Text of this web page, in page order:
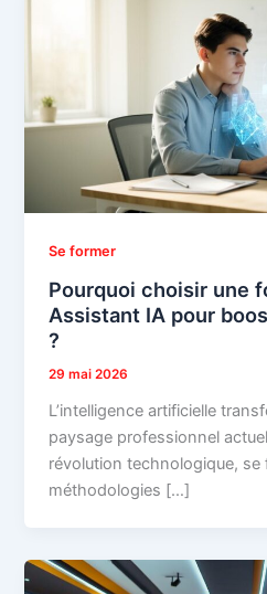
Se former
Pourquoi choisir une
Assistant IA pour
?
29 mai 2026
L’intelligence artificielle
paysage professionnel
révolution technologique, se
méthodologies […]